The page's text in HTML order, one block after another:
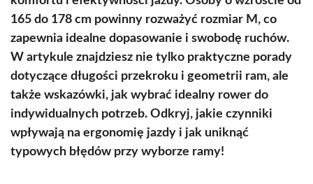
165 do 178 cm powinny rozważyć rozmiar M, co
zapewnia idealne dopasowanie i swobodę ruchów.
W artykule znajdziesz nie tylko praktyczne porady
dotyczące długości przekroku i geometrii ram, ale
także wskazówki, jak wybrać idealny rower do
indywidualnych potrzeb. Odkryj, jakie czynniki
wpływają na ergonomię jazdy i jak uniknąć
typowych błędów przy wyborze ramy!